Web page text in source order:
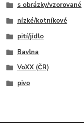
s obrázky/vzorované
nízké/kotníkové
pití/jídlo
Bavlna
VoXX (ČR)
pivo